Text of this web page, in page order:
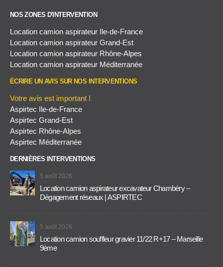
NOS ZONES D'INTERVENTION
Location camion aspirateur Ile-de-France
Location camion aspirateur Grand-Est
Location camion aspirateur Rhône-Alpes
Location camion aspirateur Méditerranée
ÉCRIRE UN AVIS SUR NOS INTERVENTIONS
Votre avis est important !
Aspirtec Ile-de-France
Aspirtec Grand-Est
Aspirtec Rhône-Alpes
Aspirtec Méditerranée
DERNIÈRES INTERVENTIONS
5 août 2026
Location camion aspirateur excavateur Chambéry –
Dégagement réseaux | ASPIRTEC
5 août 2026
Location camion souffleur gravier 11/22 R+17 – Marseille
9ème